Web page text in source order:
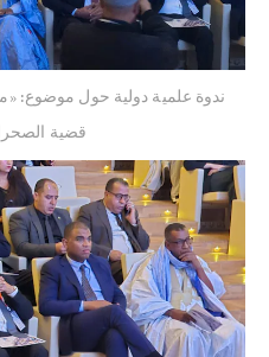
ندوة علمية دولية حول موضوع:
قضية